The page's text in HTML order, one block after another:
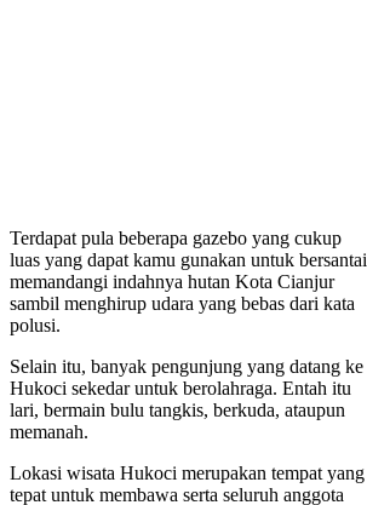
Terdapat pula beberapa gazebo yang cukup
luas yang dapat kamu gunakan untuk bersantai
memandangi indahnya hutan Kota Cianjur
sambil menghirup udara yang bebas dari kata
polusi.
Selain itu, banyak pengunjung yang datang ke
Hukoci sekedar untuk berolahraga. Entah itu
lari, bermain bulu tangkis, berkuda, ataupun
memanah.
Lokasi wisata Hukoci merupakan tempat yang
tepat untuk membawa serta seluruh anggota